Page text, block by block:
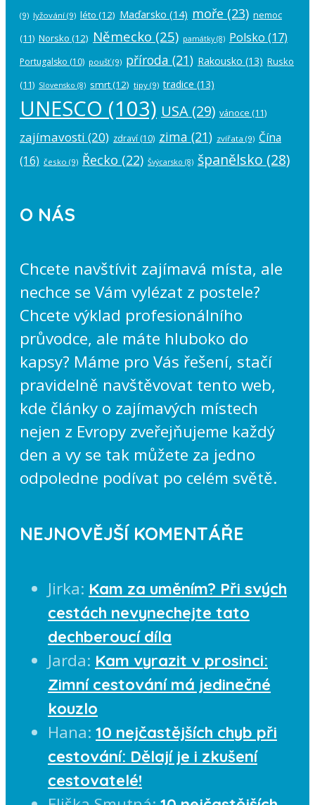
(9) lyžování (9) léto (12) Maďarsko (14) moře (23) nemoc
(11) Norsko (12) Německo (25) památky(8) Polsko (17)
Portugalsko (10) poušť(9) příroda (21) Rakousko (13) Rusko
(11) Slovensko (8) smrt(12) tipy (9) tradice (13)
UNESCO (103) USA (29) vánoce (11)
zajímavosti (20) zdraví (10) zima (21) zvířata (9) Čína
(16) česko (9) Řecko (22) Švýcarsko (8) španělsko (28)
O NÁS
Chcete navštívit zajímavá místa, ale
nechce se Vám vylézat z postele?
Chcete výklad profesionálního
průvodce, ale máte hluboko do
kapsy? Máme pro Vás řešení, stačí
pravidelně navštěvovat tento web,
kde články o zajímavých místech
nejen z Evropy zveřejňujeme každý
den a vy se tak můžete za jedno
odpoledne podívat po celém světě.
NEJNOVĚJŠÍ KOMENTÁŘE
Jirka: Kam za uměním? Při svých
cestách nevynechejte tato
dechberoucí díla
Jarda: Kam vyrazit v prosinci:
Zimní cestování má jedinečné
kouzlo
Hana: 10 nejčastějších chyb při
cestování: Dělají je i zkušení
cestovatelé!